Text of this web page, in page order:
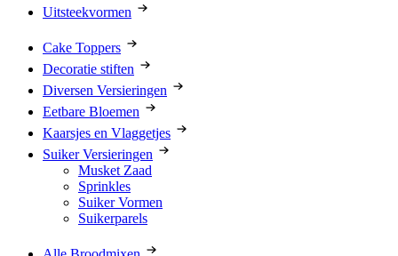
Uitsteekvormen
Cake Toppers
Decoratie stiften
Diversen Versieringen
Eetbare Bloemen
Kaarsjes en Vlaggetjes
Suiker Versieringen
Musket Zaad
Sprinkles
Suiker Vormen
Suikerparels